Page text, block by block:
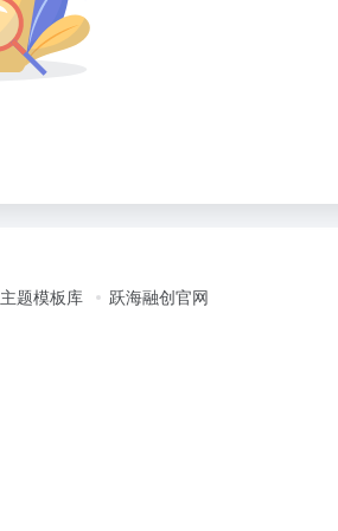
主题模板库 跃海融创官网